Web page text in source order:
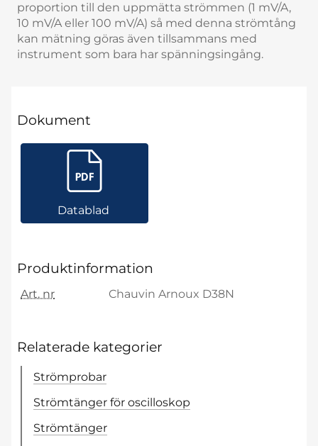
proportion till den uppmätta strömmen (1 mV/A,
10 mV/A eller 100 mV/A) så med denna strömtång
kan mätning göras även tillsammans med
instrument som bara har spänningsingång.
Dokument
Datablad
Produktinformation
Art. nr Chauvin Arnoux D38N
Relaterade kategorier
Strömprobar
Strömtänger för oscilloskop
Strömtänger